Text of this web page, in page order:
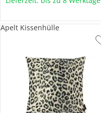
Apelt Kissenhülle